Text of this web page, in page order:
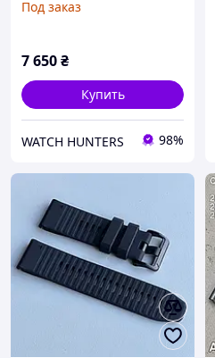
Под заказ
7 650₴
Купить
WATCH HUNTERS 98%